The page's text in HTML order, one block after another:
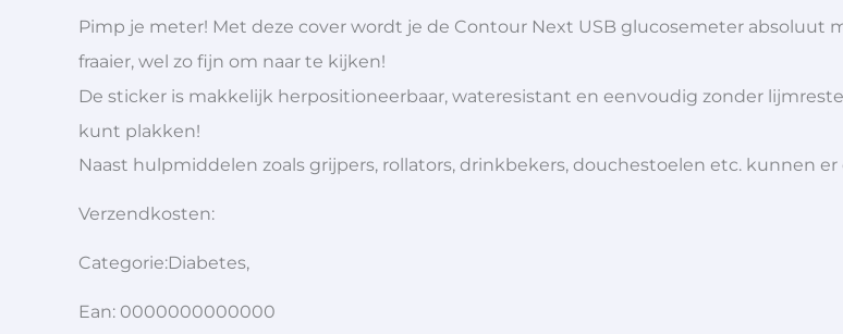
Pimp je meter! Met deze cover wordt je de Contour Next USB glucosemeter
fraaier, wel zo fijn om naar te kijken!
De sticker is makkelijk herpositioneerbaar, wateresistant en eenvoudig zonder
kunt plakken!
Naast hulpmiddelen zoals grijpers, rollators, drinkbekers, douchestoelen etc. kunnen
Verzendkosten:
Categorie:Diabetes,
Ean: 0000000000000